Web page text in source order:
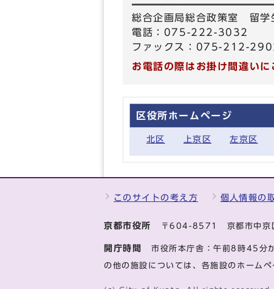
総合企画局総合政策室 留学
電話：075-222-3032
ファックス：075-212-
お電話の際はお掛け間違いに
区役所ホームページ
北区 上京区 左京区
このサイトの考え方 個人情報の
京都市役所 〒604-8571 京都市中京
開庁時間 市役所本庁舎：午前8時45
の他の施設については、各施設のホームペ